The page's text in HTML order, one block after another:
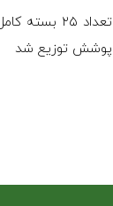
پوشش توزیع شد